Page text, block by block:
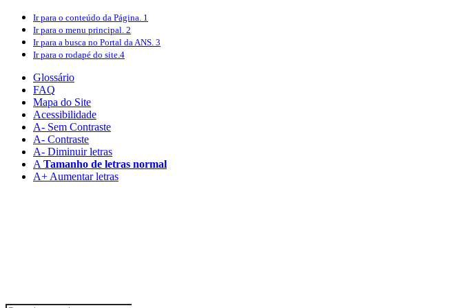
Ir para o conteúdo da Página. 1
Ir para o menu principal. 2
Ir para a busca no Portal da ANS. 3
Ir para o rodapé do site.4
Glossário
FAQ
Mapa do Site
Acessibilidade
A- Sem Contraste
A- Contraste
A- Diminuir letras
A Tamanho de letras normal
A+ Aumentar letras